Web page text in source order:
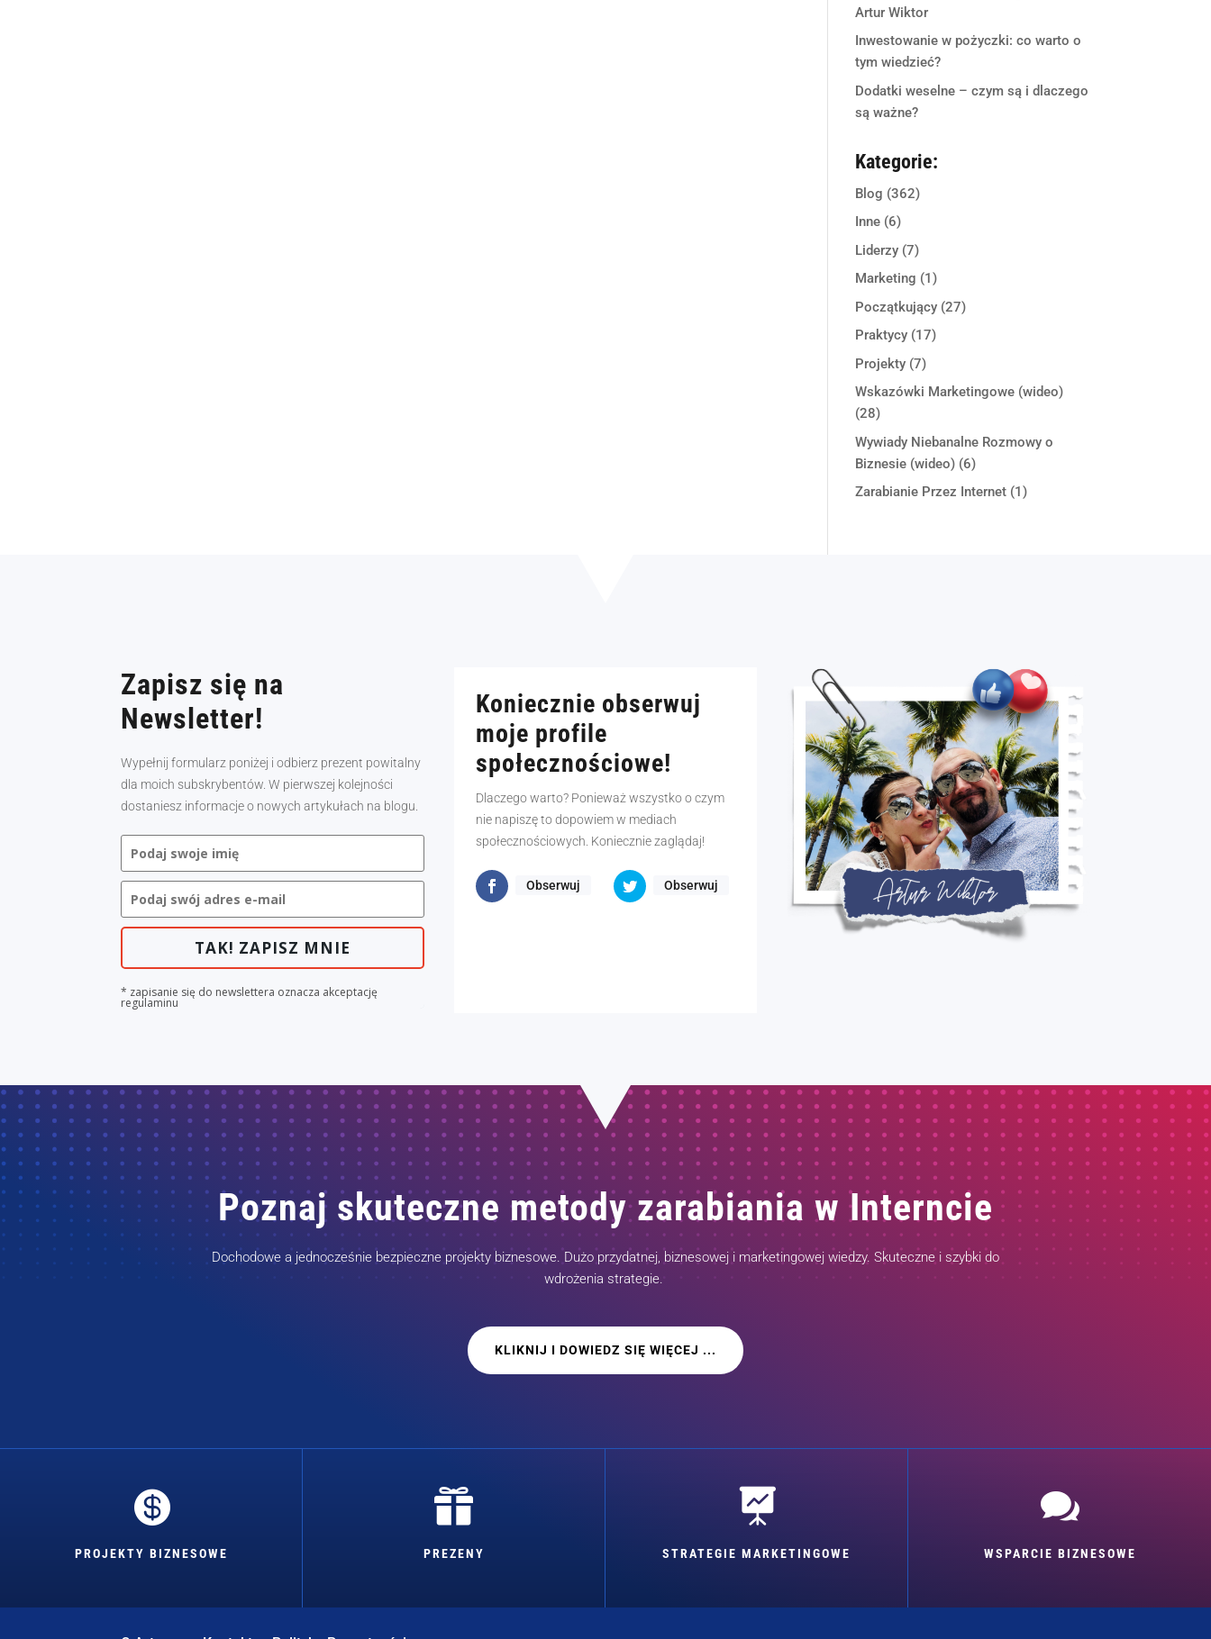
Artur Wiktor
Inwestowanie w pożyczki: co warto o
tym wiedzieć?
Dodatki weselne – czym są i dlaczego
są ważne?
Kategorie:
Blog (362)
Inne (6)
Liderzy (7)
Marketing (1)
Początkujący (27)
Praktycy (17)
Projekty (7)
Wskazówki Marketingowe (wideo)
(28)
Wywiady Niebanalne Rozmowy o
Biznesie (wideo) (6)
Zarabianie Przez Internet (1)
Zapisz się na
Newsletter!
Wypełnij formularz poniżej i odbierz prezent powitalny
dla moich subskrybentów. W pierwszej kolejności
dostaniesz informacje o nowych artykułach na blogu.
TAK! ZAPISZ MNIE
* zapisanie się do newslettera oznacza akceptację
regulaminu
Koniecznie obserwuj
moje profile
społecznościowe!
Dlaczego warto? Ponieważ wszystko o czym
nie napiszę to dopowiem w mediach
społecznościowych. Koniecznie zaglądaj!
Obserwuj Obserwuj
Poznaj skuteczne metody zarabiania w Interncie
Dochodowe a jednocześnie bezpieczne projekty biznesowe. Dużo przydatnej, biznesowej i marketingowej wiedzy. Skuteczne i szybki do
wdrożenia strategie.
KLIKNIJ I DOWIEDZ SIĘ WIĘCEJ ...

PROJEKTY BIZNESOWE

PREZENY

STRATEGIE MARKETINGOWE

WSPARCIE BIZNESOWE